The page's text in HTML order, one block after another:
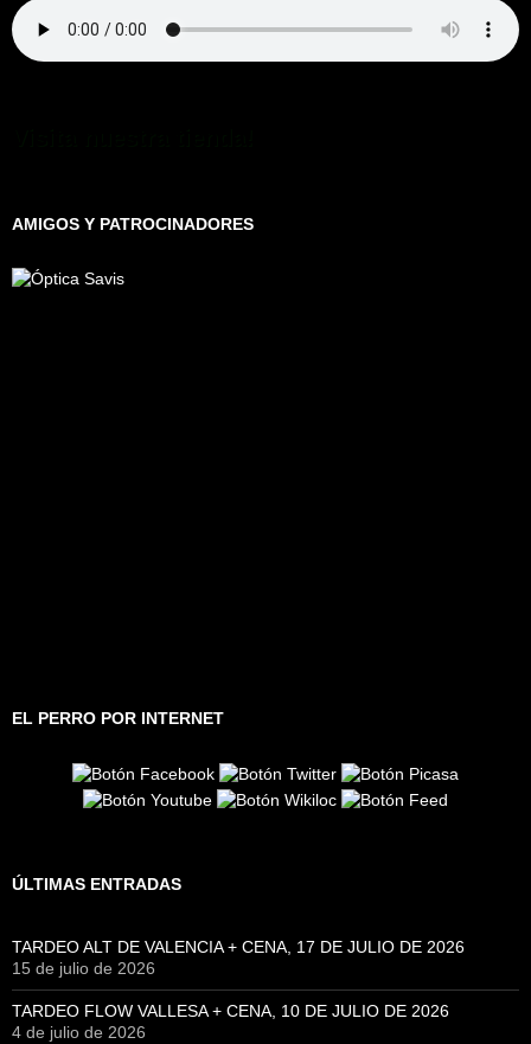
AMIGOS Y PATROCINADORES
EL PERRO POR INTERNET
ÚLTIMAS ENTRADAS
TARDEO ALT DE VALENCIA + CENA, 17 DE JULIO DE 2026
15 de julio de 2026
TARDEO FLOW VALLESA + CENA, 10 DE JULIO DE 2026
4 de julio de 2026